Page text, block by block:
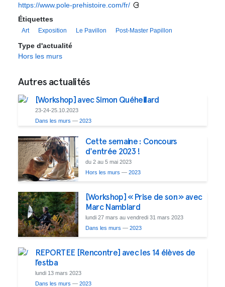
https://www.pole-prehistoire.com/fr/
Étiquettes
Art Exposition Le Pavillon Post-Master Papillon
Type d'actualité
Hors les murs
Autres actualités
[Workshop] avec Simon Quéheillard
23-24-25.10.2023
Dans les murs — 2023
Cette semaine : Concours
d'entrée 2023 !
du 2 au 5 mai 2023
Hors les murs — 2023
[Workshop] « Prise de son » avec
Marc Namblard
lundi 27 mars au vendredi 31 mars 2023
Dans les murs — 2023
REPORTEE [Rencontre] avec les 14 élèves de
l’estba
lundi 13 mars 2023
Dans les murs — 2023